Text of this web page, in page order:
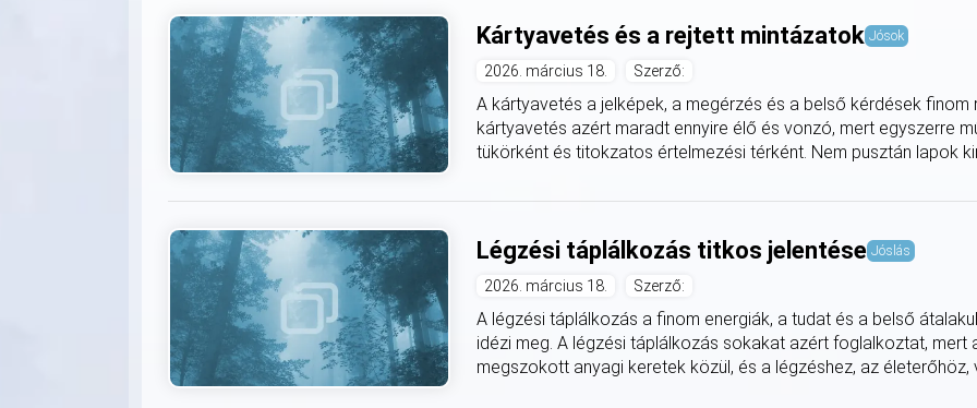
Kártyavetés és a rejtett mintázatok Jósok
2026. március 18. Szerző:
A kártyavetés a jelképek, a megérzés és a belső kérdések
kártyavetés azért maradt ennyire élő és vonzó, mert egyszerre
tükörként és titokzatos értelmezési térként. Nem pusztán lapok
Légzési táplálkozás titkos jelentése Jóslás
2026. március 18. Szerző:
A légzési táplálkozás a finom energiák, a tudat és a belső
idézi meg. A légzési táplálkozás sokakat azért foglalkoztat,
megszokott anyagi keretek közül, és a légzéshez, az életerőhöz,